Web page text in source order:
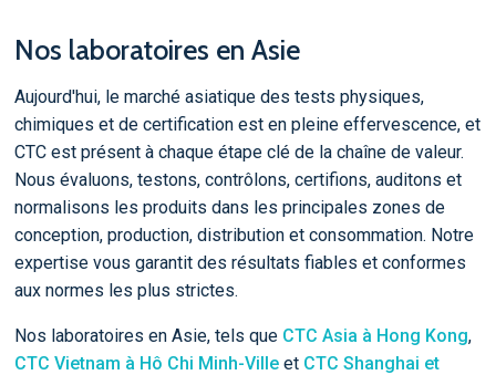
Nos laboratoires en Asie
Aujourd'hui, le marché asiatique des tests physiques,
chimiques et de certification est en pleine effervescence, et
CTC est présent à chaque étape clé de la chaîne de valeur.
Nous évaluons, testons, contrôlons, certifions, auditons et
normalisons les produits dans les principales zones de
conception, production, distribution et consommation. Notre
expertise vous garantit des résultats fiables et conformes
aux normes les plus strictes.
Nos laboratoires en Asie, tels que CTC Asia à Hong Kong,
CTC Vietnam à Hô Chi Minh-Villeet CTC Shanghai et